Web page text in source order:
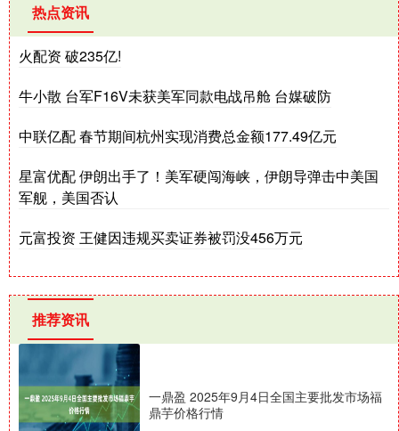
热点资讯
火配资 破235亿!
牛小散 台军F16V未获美军同款电战吊舱 台媒破防
中联亿配 春节期间杭州实现消费总金额177.49亿元
星富优配 伊朗出手了！美军硬闯海峡，伊朗导弹击中美国
军舰，美国否认
元富投资 王健因违规买卖证券被罚没456万元
推荐资讯
一鼎盈 2025年9月4日全国主要批发市场福
鼎芋价格行情